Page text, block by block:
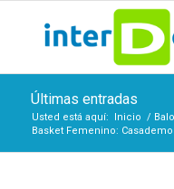
Últimas entradas
Usted está aquí: Inicio /
Basket Femenino: